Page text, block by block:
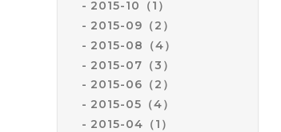
2015-10（1）
2015-09（2）
2015-08（4）
2015-07（3）
2015-06（2）
2015-05（4）
2015-04（1）